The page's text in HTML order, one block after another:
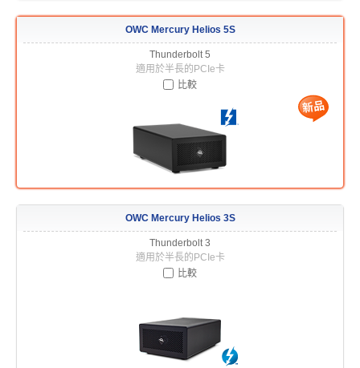
OWC Mercury Helios 5S
Thunderbolt 5
適用於半長的PCIe卡
比較
OWC Mercury Helios 3S
Thunderbolt 3
適用於半長的PCIe卡
比較